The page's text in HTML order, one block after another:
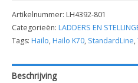
StandardLine
-
3
treden
Artikelnummer: LH4392-801
Categorieën: LADDERS EN
Tags: Hailo,Hailo K70, StandardLine,
Beschrijving